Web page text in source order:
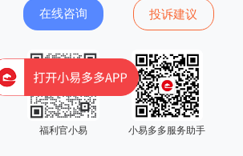
在线咨询 投诉建议
福利官小易 小易多多服务助手